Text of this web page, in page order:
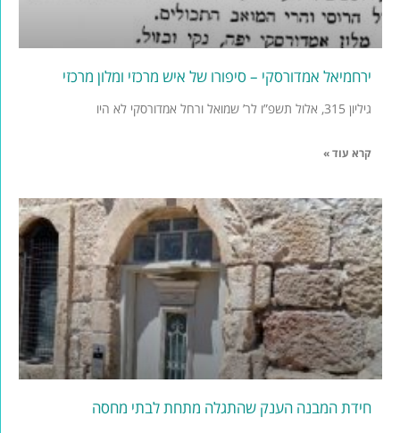
ירחמיאל אמדורסקי – סיפורו של איש מרכזי ומלון מרכזי
גיליון 315, אלול תשפ”ו לר’ שמואל ורחל אמדורסקי לא היו
קרא עוד »
חידת המבנה הענק שהתגלה מתחת לבתי מחסה